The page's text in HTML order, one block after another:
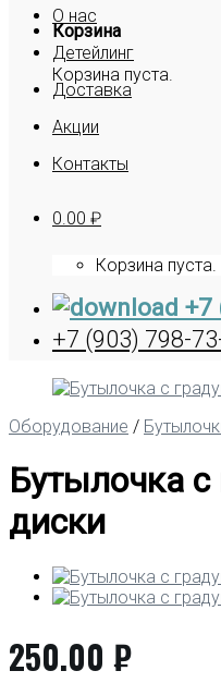
Корзина
Корзина пуста.
О нас
Детейлинг
Доставка
Акции
Контакты
0.00 ₽
Корзина пуста.
+7
+7 (903) 798-
Оборудование /
Бутылочка с
диски
250.00 ₽